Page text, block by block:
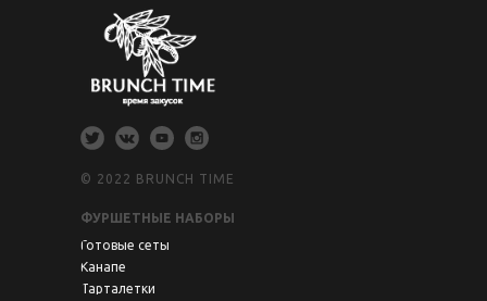
ФУРШЕТНЫЕ НАБОРЫ
© 2022 BRUNCH TIME
Готовые сеты
Канапе
Тарталетки